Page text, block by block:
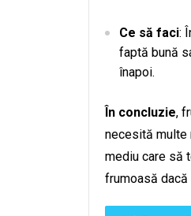
Ce să faci:
faptă bună
înapoi.
În concluzie,
necesită multe
mediu care să
frumoasă